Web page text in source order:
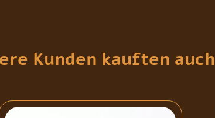
Kunden kauften auch